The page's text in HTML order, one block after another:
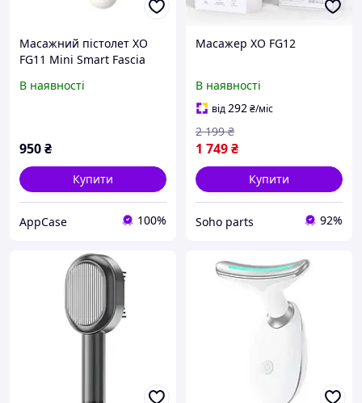
Масажний пістолет XO
FG11 Mini Smart Fascia
насадки, 800 мА·год,
В наявності
950₴
Купити
AppCase 100%
Масажер XO FG12
В наявності
від292₴/міс
1 749₴
2 199 ₴
Купити
Soho parts 92%